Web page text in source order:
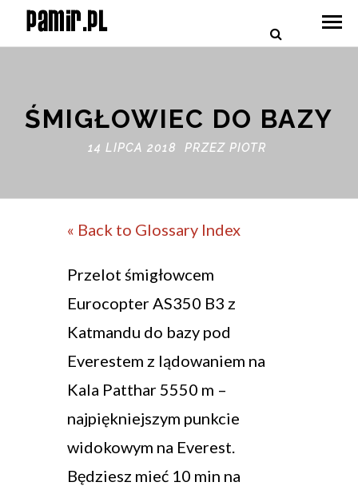
ŚMIGŁOWIEC DO BAZY
14 LIPCA 2018 PRZEZ PIOTR
« Back to Glossary Index
Przelot śmigłowcem
Eurocopter AS350 B3 z
Katmandu do bazy pod
Everestem z lądowaniem na
Kala Patthar 5550 m –
najpiękniejszym punkcie
widokowym na Everest.
Będziesz mieć 10 min na